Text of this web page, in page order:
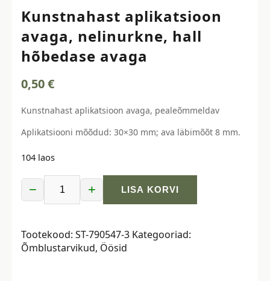
Kunstnahast aplikatsioon
avaga, nelinurkne, hall
hõbedase avaga
0,50€
Kunstnahast aplikatsioon avaga, pealeõmmeldav
Aplikatsiooni mõõdud: 30×30 mm; ava läbimõõt 8 mm.
104 laos
−
Kunstnahast
aplikatsioon
nelinurkne,
hall
+ LISA KORVI
Tootekood: ST-790547-3 Kategooriad:
Õmblustarvikud, Öösid